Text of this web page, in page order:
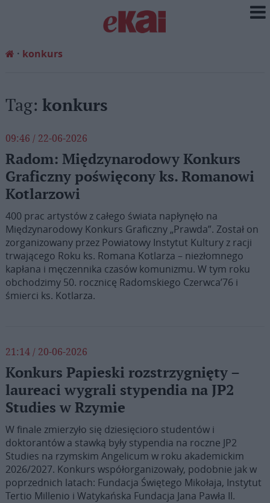
konkurs
Tag: konkurs
09:46 / 22-06-2026
Radom: Międzynarodowy Konkurs
Graficzny poświęcony ks. Romanowi
Kotlarzowi
400 prac artystów z całego świata napłynęło na
Międzynarodowy Konkurs Graficzny „Prawda”. Został on
zorganizowany przez Powiatowy Instytut Kultury z racji
trwającego Roku ks. Romana Kotlarza – niezłomnego
kapłana i męczennika czasów komunizmu. W tym roku
obchodzimy 50. rocznicę Radomskiego Czerwca’76 i
śmierci ks. Kotlarza.
21:14 / 20-06-2026
Konkurs Papieski rozstrzygnięty –
laureaci wygrali stypendia na JP2
Studies w Rzymie
W finale zmierzyło się dziesięcioro studentów i
doktorantów a stawką były stypendia na roczne JP2
Studies na rzymskim Angelicum w roku akademickim
2026/2027. Konkurs współorganizowały, podobnie jak w
poprzednich latach: Fundacja Świętego Mikołaja, Instytut
Tertio Millenio i Watykańska Fundacja Jana Pawła II.